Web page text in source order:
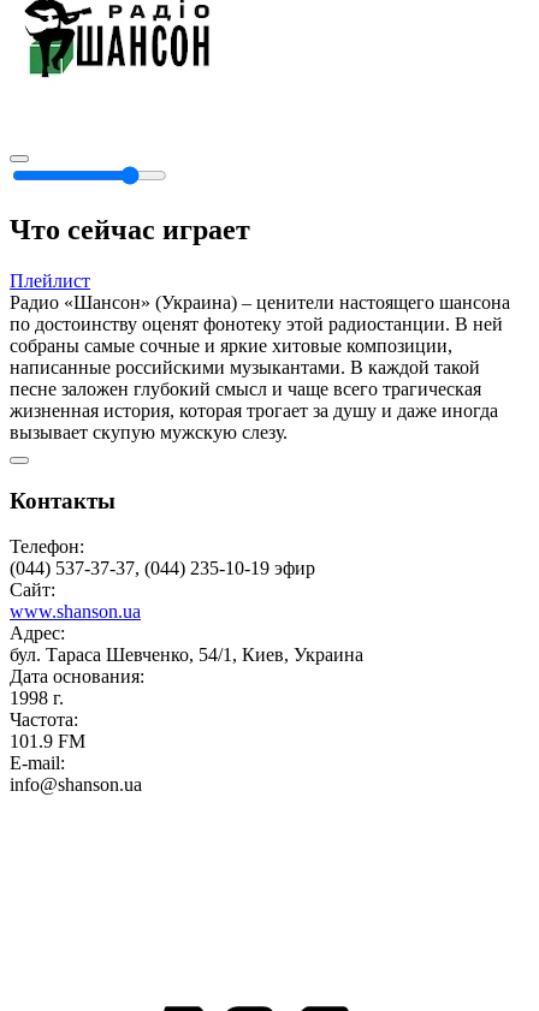
Что сейчас играет
Плейлист
Радио «Шансон» (Украина) – ценители настоящего шансона
по достоинству оценят фонотеку этой радиостанции. В ней
собраны самые сочные и яркие хитовые композиции,
написанные российскими музыкантами. В каждой такой
песне заложен глубокий смысл и чаще всего трагическая
жизненная история, которая трогает за душу и даже иногда
вызывает скупую мужскую слезу.
Контакты
Телефон:
(044) 537-37-37, (044) 235-10-19 эфир
Сайт:
www.shanson.ua
Адрес:
бул. Тараса Шевченко, 54/1, Киев, Украина
Дата основания:
1998 г.
Частота:
101.9 FM
E-mail:
info@shanson.ua